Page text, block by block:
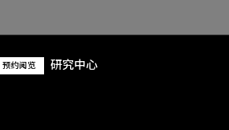
预约阅览 研究中心